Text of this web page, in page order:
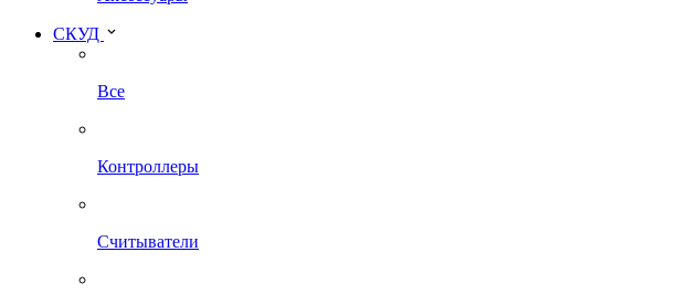
СКУД
Все
Контроллеры
Считыватели